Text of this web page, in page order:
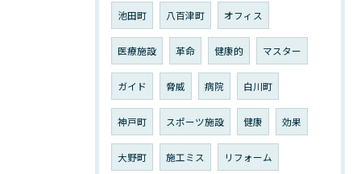
池田町 八百津町 オフィス
医療施設 革命 健康的 マスター
ガイド 脅威 病院 白川町
神戸町 スポーツ施設 健康 効果
大野町 施工ミス リフォーム